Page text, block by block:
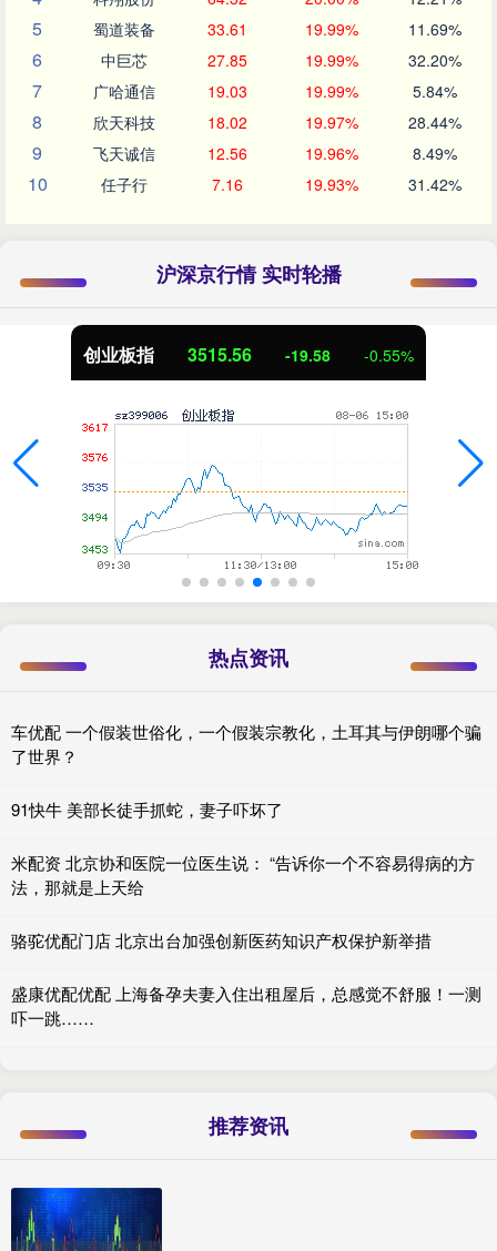
5 蜀道装备 33.61 19.99% 11.69%
6 中巨芯 27.85 19.99% 32.20%
7 广哈通信 19.03 19.99% 5.84%
8 欣天科技 18.02 19.97% 28.44%
9 飞天诚信 12.56 19.96% 8.49%
10 任子行 7.16 19.93% 31.42%
沪深京行情 实时轮播
创业板指 3515.56 -19.58 -0.55%
热点资讯
车优配 一个假装世俗化，一个假装宗教化，土耳其与伊朗哪个骗
了世界？
91快牛 美部长徒手抓蛇，妻子吓坏了
米配资 北京协和医院一位医生说： “告诉你一个不容易得病的方
法，那就是上天给
骆驼优配门店 北京出台加强创新医药知识产权保护新举措
盛康优配优配 上海备孕夫妻入住出租屋后，总感觉不舒服！一测
吓一跳……
推荐资讯